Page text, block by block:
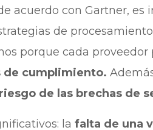
acuerdo con Gartner, es
de
porque cada proveedor
de cumplimiento.
de las brechas de
la falta de una